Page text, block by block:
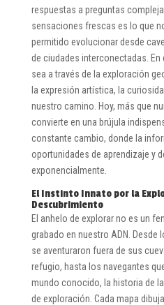
respuestas a preguntas
sensaciones frescas es lo que
permitido evolucionar desde
de ciudades interconectadas. En
sea a través de la exploración
la expresión artística, la
nuestro camino. Hoy, más que
convierte en una brújula
constante cambio, donde la
oportunidades de aprendizaje y
exponencialmente.
El Instinto Innato por la
Descubrimiento
El anhelo de explorar no es un
grabado en nuestro ADN.
se aventuraron fuera de sus
refugio, hasta los navegantes
mundo conocido, la historia de
de exploración. Cada mapa